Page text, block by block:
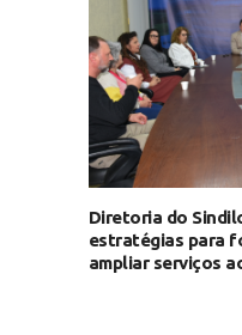
Diretoria do
estratégias para
ampliar serviços